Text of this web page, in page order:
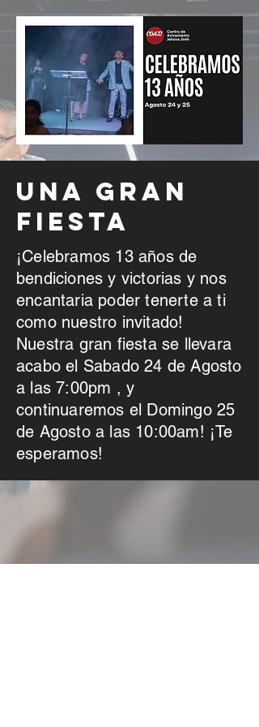
UNA GRAN
FIESTA
¡Celebramos 13 años de
bendiciones y victorias y nos
encantaria poder tenerte a ti
como nuestro invitado!
Nuestra gran fiesta se llevara
acabo el Sabado 24 de Agosto
a las 7:00pm , y
continuaremos el Domingo 25
de Agosto a las 10:00am! ¡Te
esperamos!